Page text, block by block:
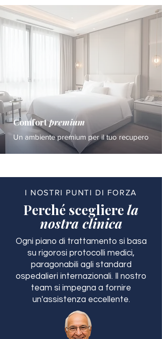
Comfortpremium
Un ambiente premium per il tuo recupero
I NOSTRI PUNTI DI FORZA
Perché scegliere la
nostra clinica
Ogni piano di trattamento si basa
su rigorosi protocolli medici,
paragonabili agli standard
ospedalieri internazionali. Il nostro
team si impegna a fornire
un'assistenza eccellente.